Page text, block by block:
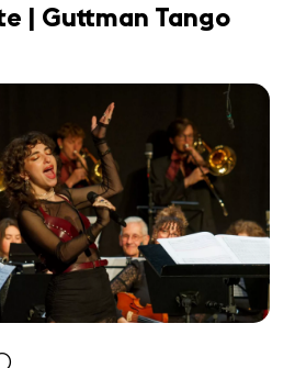
| Guttman Tango